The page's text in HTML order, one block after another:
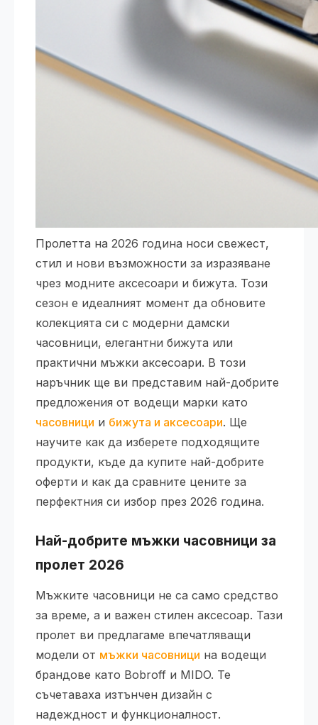
Пролетта на 2026 година носи свежест,
стил и нови възможности за изразяване
чрез модните аксесоари и бижута. Този
сезон е идеалният момент да обновите
колекцията си с модерни дамски
часовници, елегантни бижута или
практични мъжки аксесоари. В този
наръчник ще ви представим най-добрите
предложения от водещи марки като
часовници и бижута и аксесоари. Ще
научите как да изберете подходящите
продукти, къде да купите най-добрите
оферти и как да сравните цените за
перфектния си избор през 2026 година.
Най-добрите мъжки часовници за
пролет 2026
Мъжките часовници не са само средство
за време, а и важен стилен аксесоар. Тази
пролет ви предлагаме впечатляващи
модели от мъжки часовници на водещи
брандове като Bobroff и MIDO. Те
съчетаваха изтънчен дизайн с
надеждност и функционалност.